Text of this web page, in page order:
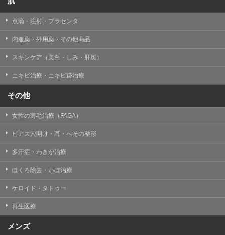
【個人情報の共同利用について】
TCBグループは、【利用目的】達成に必要な範囲で、取
得情報を共同して利用することがあります。
なお、共同利用にあたっては、一般社団法人メディカル
アライアンスが個人情報の管理について責任を有しま
一般社団法人メディカルアライアンス
代表電話番号03-6459-0169
①共同して利用される情報
【取得する情報】に規定されている取得情報
②共同して利用する者の範囲
【基本理念】に規定するTCBグループ
③共同利用する者の利用目的
【利用目的】の達成のため
【外部委託について】
点滴・注射・プラセンタ
内服薬・外用薬・その他商品
スキンケア（美白・しみ・肝斑）
ニキビ治療・ニキビ跡治療
その他
女性の薄毛治療（FAGA）
ピアス穴開け・耳・へその整形
多汗症・わきが治療
ほくろ除去・いぼ治療
ケロイド・タトゥー
再生医療
メンズ